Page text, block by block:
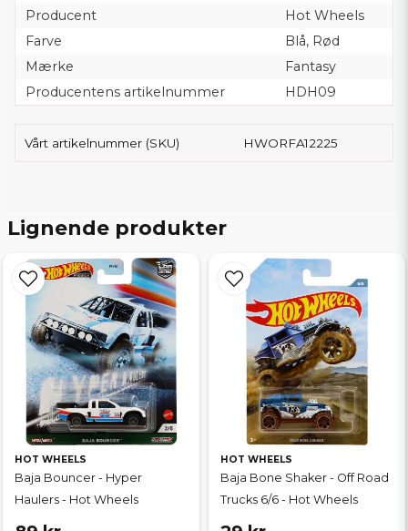
Producent
Hot Wheels
Farve
Blå, Rød
Mærke
Fantasy
Producentens artikelnummer
HDH09
Vårt artikelnummer (SKU) HWORFA12225
Lignende produkter
HOT WHEELS
Baja Bouncer - Hyper
Haulers - Hot Wheels
HOT WHEELS
Baja Bone Shaker - Off Road
Trucks 6/6 - Hot Wheels